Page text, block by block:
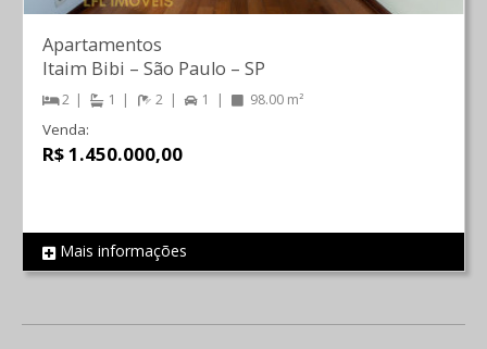
REF 761
Apartamentos
Itaim Bibi – São Paulo – SP
2 1 2 1 98.00 m²
Venda:
R$ 1.450.000,00
Mais informações